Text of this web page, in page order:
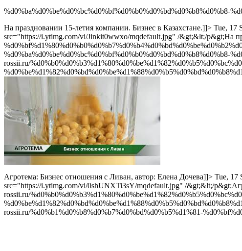
%d0%ba%d0%be%d0%bc%d0%bf%d0%b0%d0%bd%d0%b8%d0%b8-
На праздновании 15-летия компании. Бизнес в Казахстане.]]> Tue, 17
src="https://i.ytimg.com/vi/Jinkit0wwxo/mqdefault.jpg" /&gt;&lt;/p&gt;На
%d0%ba%d0%be%d0%bc%d0%bf%d0%b0%d0%bd%d0%b8%d0%b8-
rossii.ru/
Агротема: Бизнес отношения с Ливан, автор: Елена Дочева]]> Tue, 17
src="https://i.ytimg.com/vi/0shUNXTi3sY/mqdefault.jpg" /&gt;&lt;/
rossii.ru/
rossii.ru/%d0%b1%d0%b8%d0%b7%d0%bd%d0%b5%d1%81-